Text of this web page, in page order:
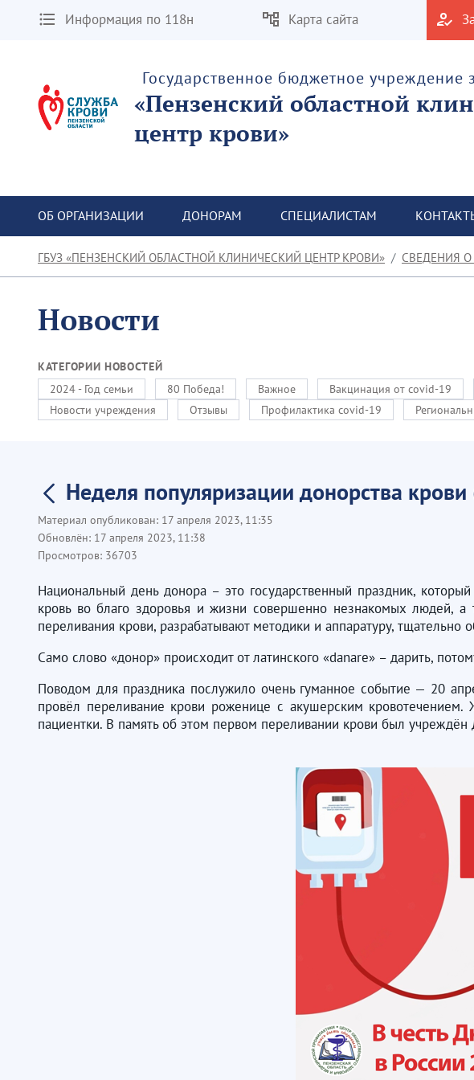
Информация по 118н Карта сайта
Государственное бюджетное учреждение
«Пензенский областной
центр крови»
ОБ ОРГАНИЗАЦИИ ДОНОРАМ СПЕЦИАЛИСТАМ
ГБУЗ «ПЕНЗЕНСКИЙ ОБЛАСТНОЙ КЛИНИЧЕСКИЙ ЦЕНТР КРОВИ» СВЕДЕНИЯ
Новости
КАТЕГОРИИ НОВОСТЕЙ
2024 - Год семьи
80 Победа! Важное Вакцинация от covid-19
Новости учреждения
Отзывы Профилактика covid-19
Неделя популяризации донорства
Материал опубликован: 17 апреля 2023, 11:35
Обновлён: 17 апреля 2023, 11:38
Просмотров: 36703
Национальный день донора – это государственный праздник,
кровь во благо здоровья и жизни совершенно незнакомых людей, а
переливания крови, разрабатывают методики и аппаратуру, тщательно
Само слово «донор» происходит от латинского «danare» – дарить,
Поводом для праздника послужило очень гуманное событие — 20
провёл переливание крови роженице с акушерским
пациентки. В память об этом первом переливании крови был